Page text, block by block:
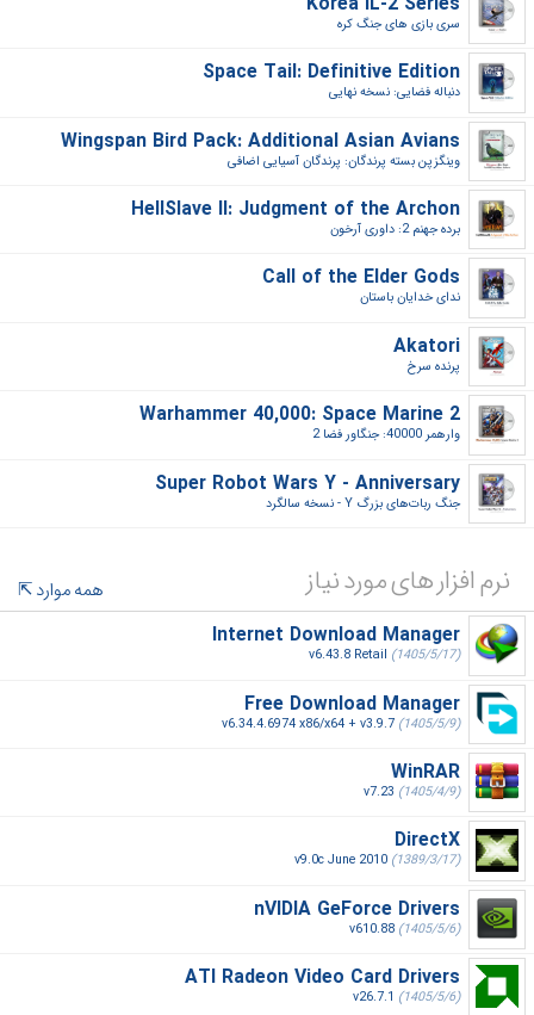
سری بازی های جنگ کره‎
Space Tail: Definitive Edition
دنباله فضایی: نسخه نهایی‎
Wingspan Bird Pack: Additional Asian Avians
وینگزپن بسته پرندگان: پرندگان آسیایی اضافی‎
HellSlave II: Judgment of the Archon
برده جهنم 2: داوری آرخون‎
Call of the Elder Gods
ندای خدایان باستان‎
Akatori
پرنده سرخ‎
Warhammer 40,000: Space Marine 2
وارهمر 40000: جنگاور فضا 2‎
Super Robot Wars Y - Anniversary
جنگ ربات‌های بزرگ Y - نسخه سالگرد‎
نرم افزار های مورد نیاز
همه موارد
Internet Download Manager
v6.43.8 Retail (1405/5/17)
Free Download Manager
v6.34.4.6974 x86/x64 + v3.9.7 (1405/5/9)
WinRAR
v7.23 (1405/4/9)
DirectX
v9.0c June 2010 (1389/3/17)
nVIDIA GeForce Drivers
v610.88 (1405/5/6)
ATI Radeon Video Card Drivers
v26.7.1 (1405/5/6)